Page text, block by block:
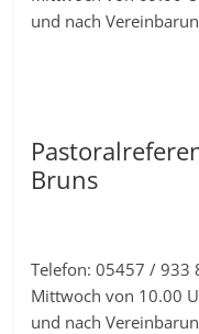
und nach
Bruns
Telefon: 05457 / 933
Mittwoch von 10.00
und nach